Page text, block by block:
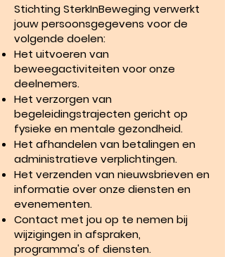
Stichting SterkInBeweging verwerkt
jouw persoonsgegevens voor de
volgende doelen:
Het uitvoeren van
beweegactiviteiten voor onze
deelnemers.
Het verzorgen van
begeleidingstrajecten gericht op
fysieke en mentale gezondheid.
Het afhandelen van betalingen en
administratieve verplichtingen.
Het verzenden van nieuwsbrieven en
informatie over onze diensten en
evenementen.
Contact met jou op te nemen bij
wijzigingen in afspraken,
programma's of diensten.